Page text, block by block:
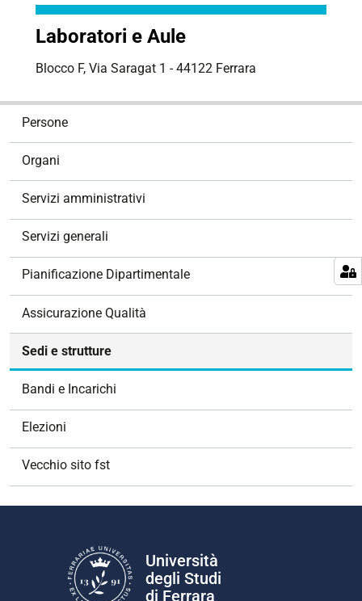
Laboratori e Aule
Blocco F, Via Saragat 1 - 44122 Ferrara
Persone
Organi
Servizi amministrativi
Servizi generali
Pianificazione Dipartimentale
Assicurazione Qualità
Sedi e strutture
Bandi e Incarichi
Elezioni
Vecchio sito fst
Università
degli Studi
di Ferrara